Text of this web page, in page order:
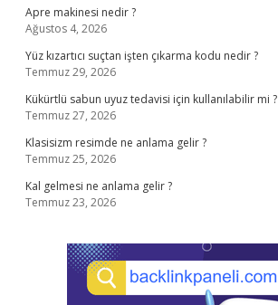
Apre makinesi nedir ?
Ağustos 4, 2026
Yüz kızartıcı suçtan işten çıkarma kodu nedir ?
Temmuz 29, 2026
Kükürtlü sabun uyuz tedavisi için kullanılabilir mi ?
Temmuz 27, 2026
Klasisizm resimde ne anlama gelir ?
Temmuz 25, 2026
Kal gelmesi ne anlama gelir ?
Temmuz 23, 2026